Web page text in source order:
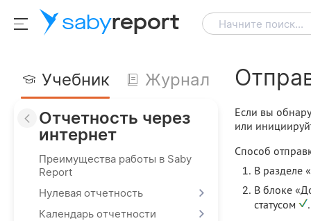
sabyreport Начните поиск...
Учебник
Журнал
Отчетность через
интернет
Преимущества работы в Saby
Report
Нулевая отчетность
Календарь отчетности
Если вы
или
Способ
В разделе
В блоке
статусом
.